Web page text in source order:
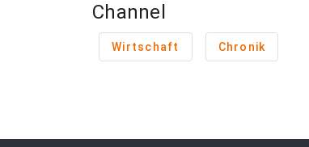
Channel
Wirtschaft Chronik